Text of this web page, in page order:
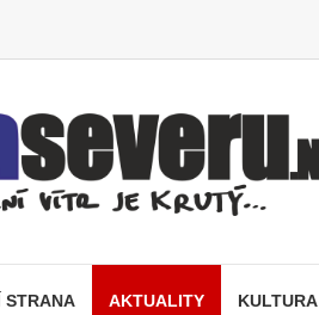
STRANA AKTUALITY KULTURA